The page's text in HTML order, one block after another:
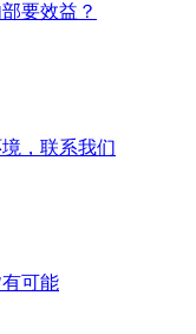
要效益？
，联系我们
可能